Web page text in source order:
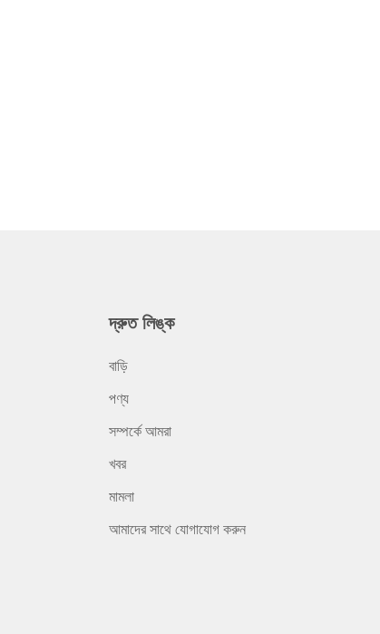
দ্রুত লিঙ্ক
বাড়ি
পণ্য
সম্পর্কে আমরা
খবর
মামলা
আমাদের সাথে যোগাযোগ করুন